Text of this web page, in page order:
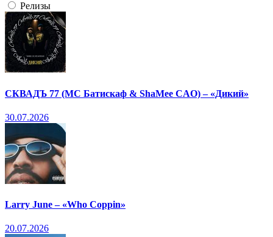
Релизы
СКВАДЪ 77 (МС Батискаф & ShaMee CAO) – «Дикий»
30.07.2026
Larry June – «Who Coppin»
20.07.2026